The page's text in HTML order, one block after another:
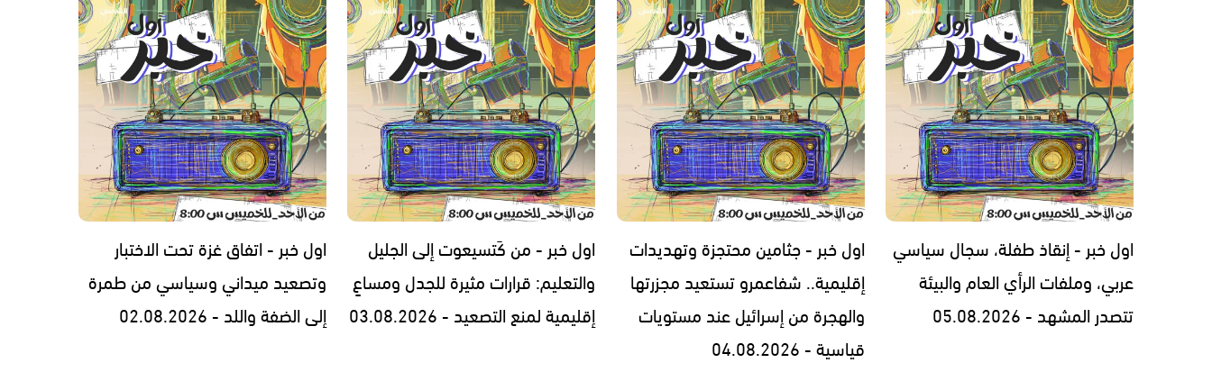
اول خبر - إنقاذ طفلة، سجال سياسي
عربي، وملفات الرأي العام والبيئة
تتصدر المشهد - 05.08.2026
اول خبر - جثامين محتجزة وتهديدات
إقليمية.. شفاعمرو تستعيد مجزرتها
والهجرة من إسرائيل عند مستويات
قياسية - 04.08.2026
اول خبر - من كَتسيعوت إلى الجليل
والتعليم: قرارات مثيرة للجدل ومساعٍ
إقليمية لمنع التصعيد - 03.08.2026
اول خبر - اتفاق غزة تحت الاختبار
وتصعيد ميداني وسياسي من طمرة
إلى الضفة واللد - 02.08.2026